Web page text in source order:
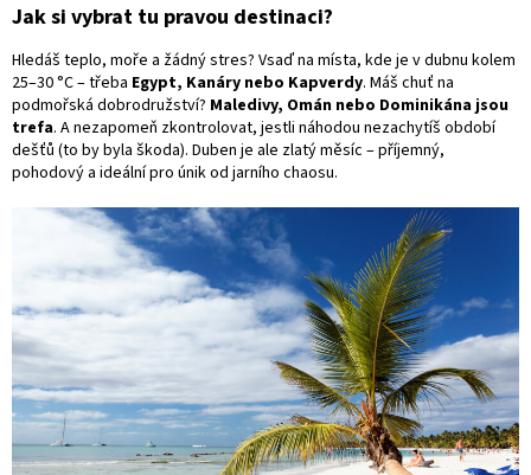
Jak si vybrat tu pravou destinaci?
Hledáš teplo, moře a žádný stres? Vsaď na místa, kde je v dubnu kolem
25–30 °C – třeba Egypt, Kanáry nebo Kapverdy. Máš chuť na
podmořská dobrodružství? Maledivy, Omán nebo Dominikána jsou
trefa. A nezapomeň zkontrolovat, jestli náhodou nezachytíš období
dešťů (to by byla škoda). Duben je ale zlatý měsíc – příjemný,
pohodový a ideální pro únik od jarního chaosu.